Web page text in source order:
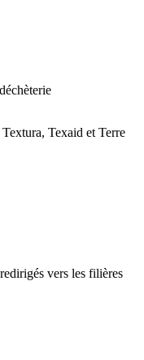
Texaid et Terre
vers les filières